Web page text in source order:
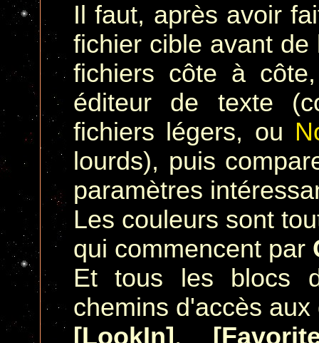
Il faut, après avoir
fichier cible avant
fichiers côte à
éditeur de texte
fichiers légers, ou
lourds), puis
paramètres
Les couleurs sont
qui commencent par
Et tous les blocs
chemins d'accès
[LookIn] ,